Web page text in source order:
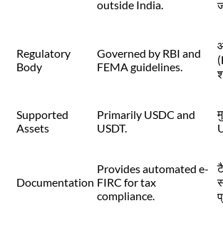
outside India.
Regulatory
Body
Governed by RBI and
FEMA guidelines.
Supported
Assets
Primarily USDC and
USDT.
Documentation
Provides automated e-
FIRC for tax
compliance.